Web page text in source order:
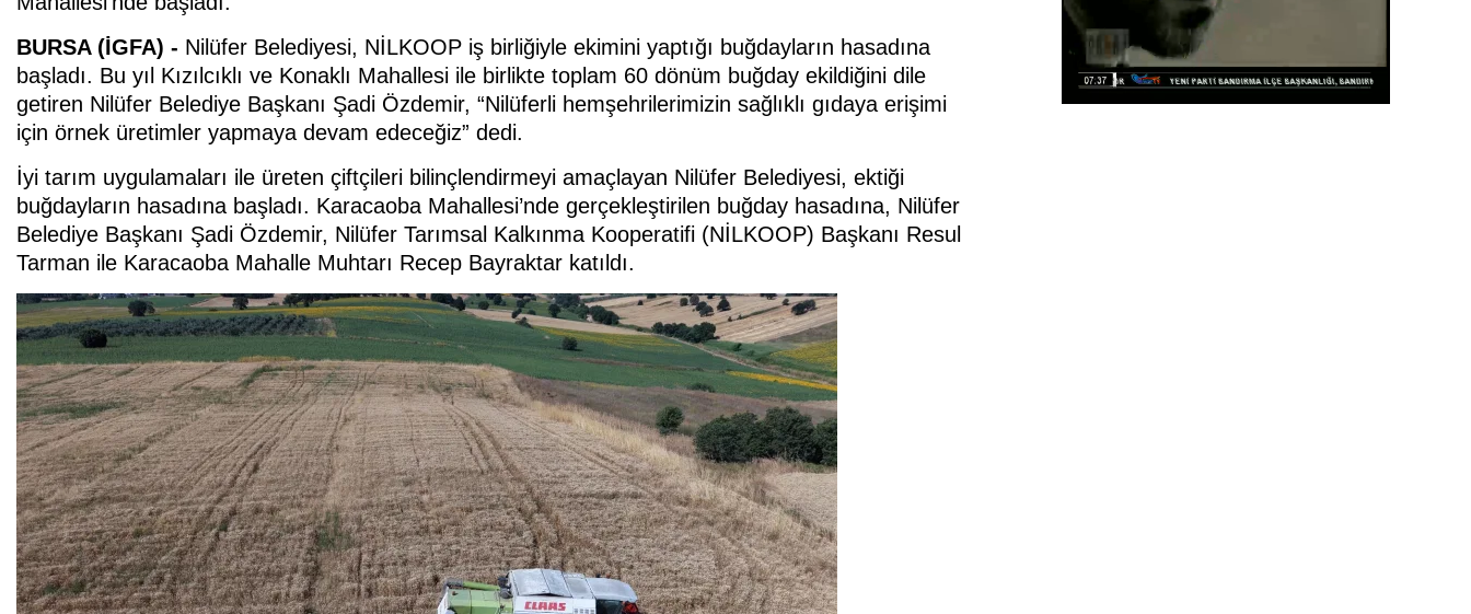
BURSA (İGFA) - Nilüfer Belediyesi, NİLKOOP iş birliğiyle ekimini yaptığı buğdayların hasadına
başladı. Bu yıl Kızılcıklı ve Konaklı Mahallesi ile birlikte toplam 60 dönüm buğday ekildiğini dile
getiren Nilüfer Belediye Başkanı Şadi Özdemir, “Nilüferli hemşehrilerimizin sağlıklı gıdaya erişimi
için örnek üretimler yapmaya devam edeceğiz” dedi.
İyi tarım uygulamaları ile üreten çiftçileri bilinçlendirmeyi amaçlayan Nilüfer Belediyesi, ektiği
buğdayların hasadına başladı. Karacaoba Mahallesi’nde gerçekleştirilen buğday hasadına, Nilüfer
Belediye Başkanı Şadi Özdemir, Nilüfer Tarımsal Kalkınma Kooperatifi (NİLKOOP) Başkanı Resul
Tarman ile Karacaoba Mahalle Muhtarı Recep Bayraktar katıldı.
Hakkari'de JİHA destekli operasyonda 253
kilo esrar ele geçirildi
Keşan Kent Konseyi'nden muhtarlara nezaket
ziyareti